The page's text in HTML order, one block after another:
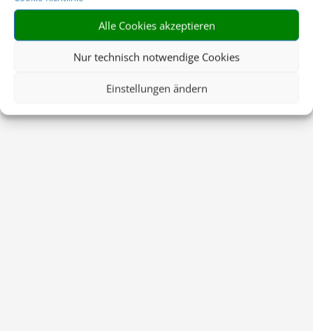
Alle Cookies akzeptieren
Nur technisch notwendige Cookies
Einstellungen ändern